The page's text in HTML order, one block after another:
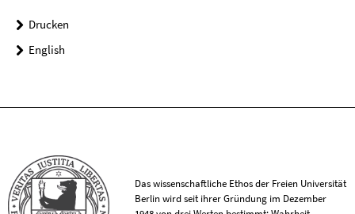
Drucken
English
Das wissenschaftliche Ethos der Freien Universität
Berlin wird seit ihrer Gründung im Dezember